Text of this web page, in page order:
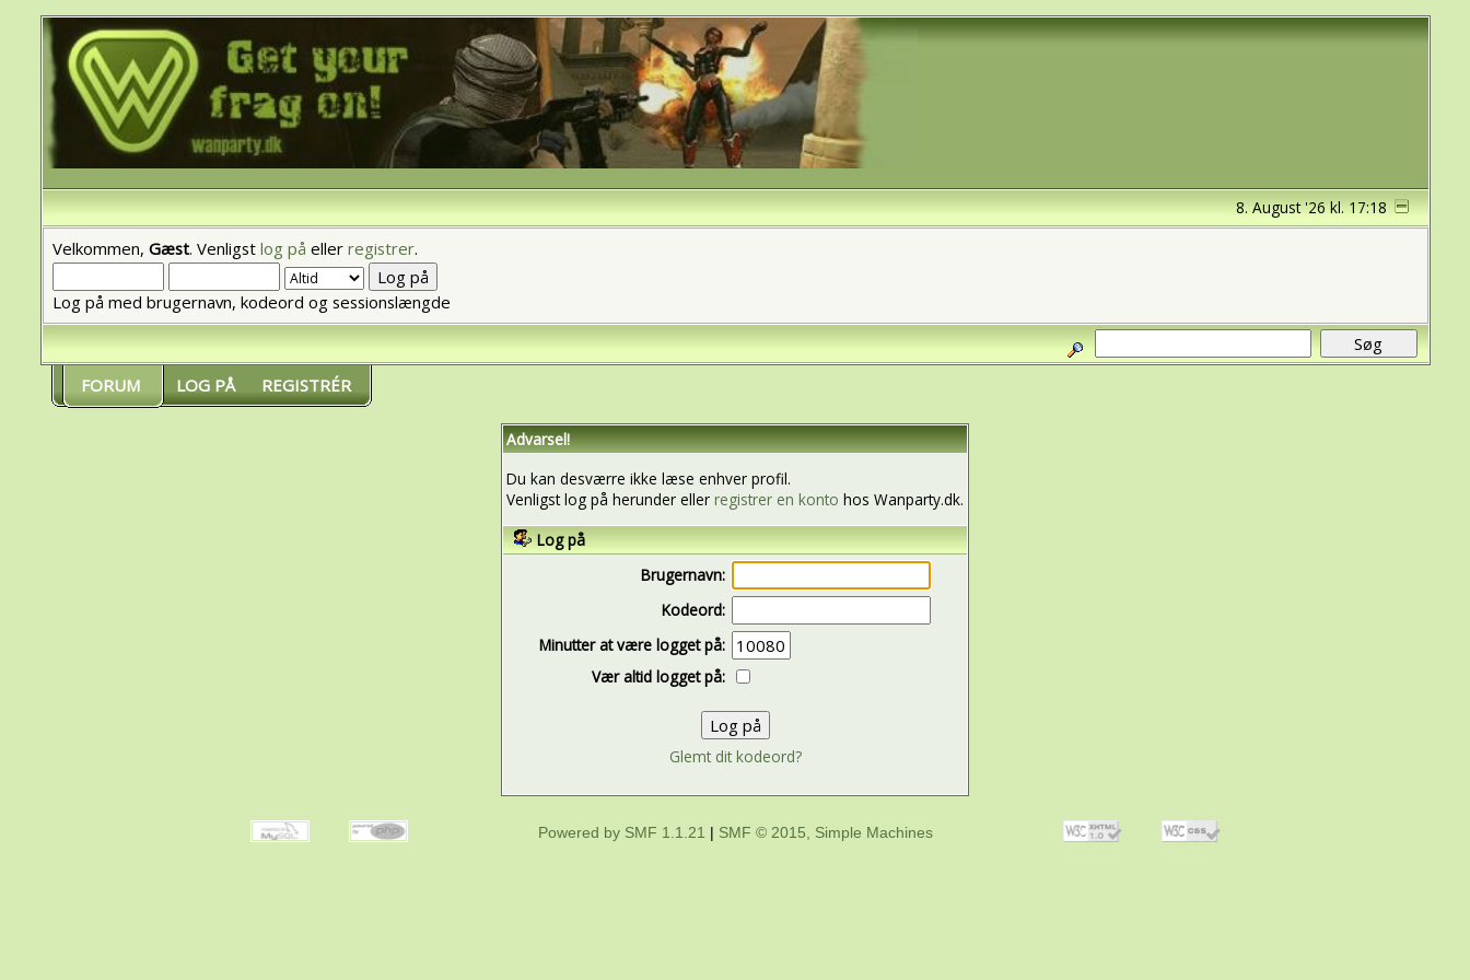
8. August '26 kl. 17:18
Velkommen, Gæst. Venligst log på eller registrer.
Log på med brugernavn, kodeord og sessionslængde
FORUM LOG PÅ REGISTRÉR
Advarsel!
Du kan desværre ikke læse enhver profil.
Venligst log på herunder eller registrer en konto hos Wanparty.dk.
Log på
Brugernavn:
Kodeord:
Minutter at være logget på:
Vær altid logget på:
Glemt dit kodeord?
Powered by SMF 1.1.21 SMF © 2015, Simple Machines